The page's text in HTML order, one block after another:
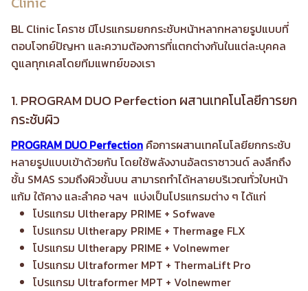
BL Clinic โคราช มีโปรแกรมยกกระชับหน้าหลากหลายรูปแบบที่
ตอบโจทย์ปัญหา และความต้องการที่แตกต่างกันในแต่ละบุคคล
ดูแลทุกเคสโดยทีมแพทย์ของเรา
1. PROGRAM DUO Perfection ผสานเทคโนโลยีการยก
กระชับผิว
PROGRAM DUO Perfection คือการผสานเทคโนโลยียกกระชับ
หลายรูปแบบเข้าด้วยกัน โดยใช้พลังงานอัลตราซาวนด์ ลงลึกถึง
ชั้น SMAS รวมถึงผิวชั้นบน สามารถทำได้หลายบริเวณทั่วใบหน้า
แก้ม ใต้คาง และลำคอ ฯลฯ แบ่งเป็นโปรแกรมต่าง ๆ ได้แก่
โปรแกรม Ultherapy PRIME + Sofwave
โปรแกรม Ultherapy PRIME + Thermage FLX
โปรแกรม Ultherapy PRIME + Volnewmer
โปรแกรม Ultraformer MPT + ThermaLift Pro
โปรแกรม Ultraformer MPT + Volnewmer